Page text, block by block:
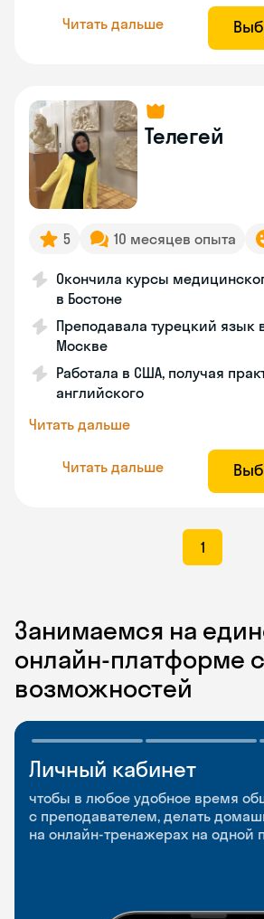
Читать дальше
Телегей
5 10 месяцев опыта
Окончила курсы
в Бостоне
Преподавала турецкий язык
Москве
Работала в США, получая
английского
Читать дальше
Читать дальше
1
Занимаемся на
онлайн-платформе
возможностей
Личный кабинет
чтобы в любое удобное время
с преподавателем, делать
на онлайн-тренажерах на одной
Мобильное
приложение
чтобы заниматься и изучать
и когда удобно
Разговорные клубы
и Talks
Групповые занятия для
и индивидуальные встречи с